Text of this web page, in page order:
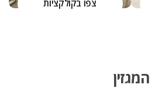
צפו בקולקציות
המגזין